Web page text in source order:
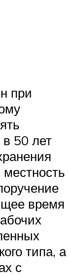
при
в 50 лет
время
типа, а
с